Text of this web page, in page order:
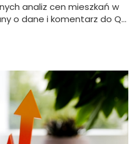
analiz cen mieszkań w
o dane i komentarz do Q1